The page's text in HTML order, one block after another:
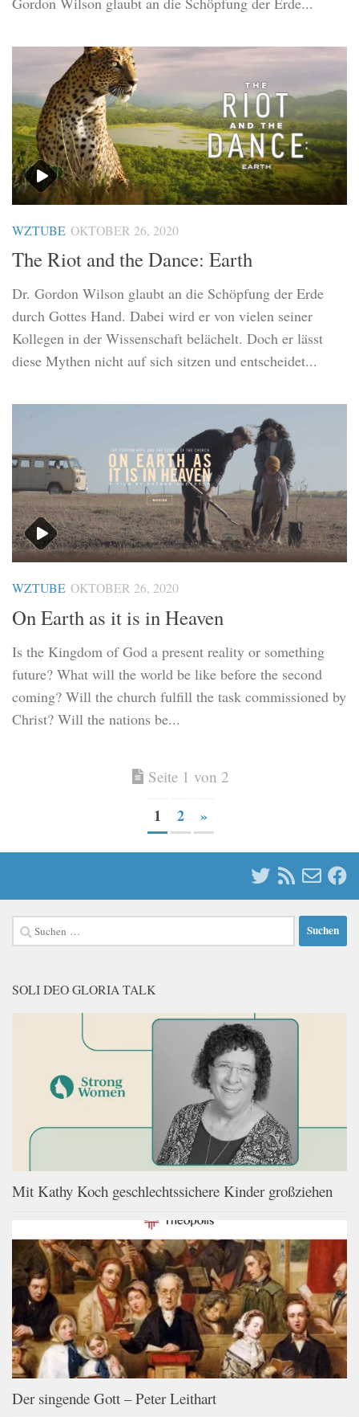
WZTUBE OKTOBER 26, 2020
The Riot and the Dance: Earth
Dr. Gordon Wilson glaubt an die Schöpfung der Erde
durch Gottes Hand. Dabei wird er von vielen seiner
Kollegen in der Wissenschaft belächelt. Doch er lässt
diese Mythen nicht auf sich sitzen und entscheidet...
WZTUBE OKTOBER 26, 2020
On Earth as it is in Heaven
Is the Kingdom of God a present reality or something
future? What will the world be like before the second
coming? Will the church fulfill the task commissioned by
Christ? Will the nations be...
Seite 1 von 2
1 2 »
Suchen
nach:
SOLI DEO GLORIA TALK
Mit Kathy Koch geschlechtssichere Kinder großziehen
Der singende Gott – Peter Leithart